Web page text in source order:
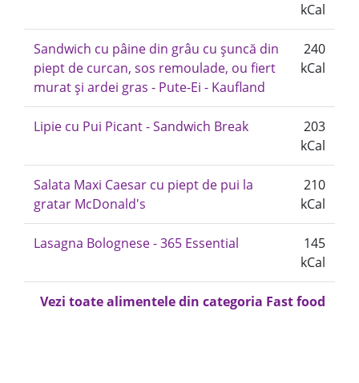
kCal
Sandwich cu pâine din grâu cu șuncă din
piept de curcan, sos remoulade, ou fiert
murat și ardei gras - Pute-Ei - Kaufland
240
kCal
Lipie cu Pui Picant - Sandwich Break
203
kCal
Salata Maxi Caesar cu piept de pui la
gratar McDonald's
210
kCal
Lasagna Bolognese - 365 Essential
145
kCal
Vezi toate alimentele din categoria Fast food